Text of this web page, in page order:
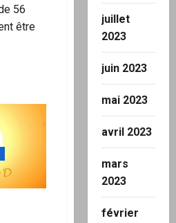
56
être
:”
juillet
2023
juin 2023
mai 2023
avril 2023
mars
2023
février